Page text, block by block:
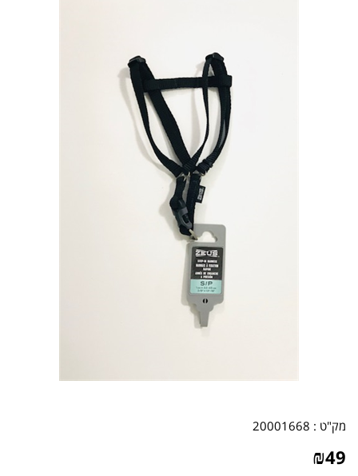
מק"ט : 20001668
₪49